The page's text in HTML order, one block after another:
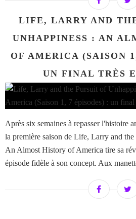
LIFE, LARRY AND
UNHAPPINESS : AN
OF AMERICA (SAISON
UN FINAL TRÈS
Après six semaines à repasser l'histoire
la première saison de Life, Larry and
An Almost History of America tire sa
épisode fidèle à son concept. Aux